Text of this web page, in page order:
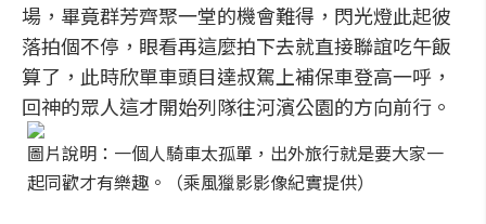
場，畢竟群芳齊聚一堂的機會難得，閃光燈此起彼
落拍個不停，眼看再這麼拍下去就直接聯誼吃午飯
算了，此時欣單車頭目達叔駕上補保車登高一呼，
回神的眾人這才開始列隊往河濱公園的方向前行。
圖片說明：一個人騎車太孤單，出外旅行就是要大家一
起同歡才有樂趣。（乘風獵影影像紀實提供）